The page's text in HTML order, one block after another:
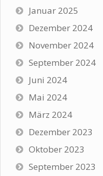
Januar 2025
Dezember 2024
November 2024
September 2024
Juni 2024
Mai 2024
März 2024
Dezember 2023
Oktober 2023
September 2023